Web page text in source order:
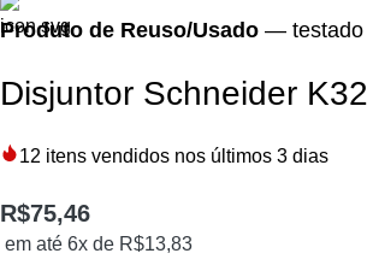
Produto de Reuso/Usado — testado
Disjuntor Schneider
12 itens vendidos nos últimos 3 dias
R$75,46
em até 6x de R$13,83